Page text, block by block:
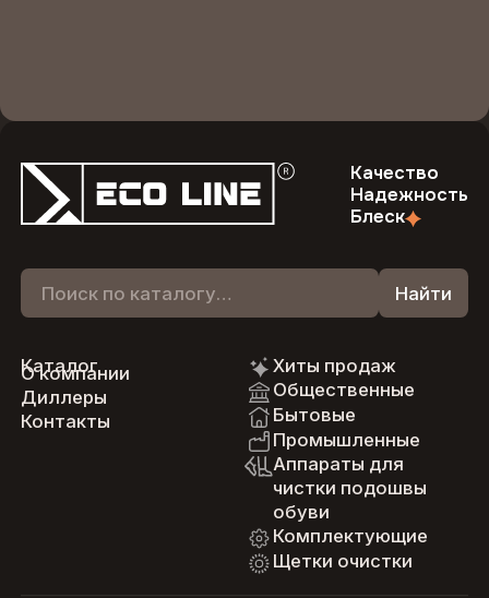
Качество
Надежность
Блеск
Каталог
О компании
Диллеры
Контакты
Хиты продаж
Общественные
Бытовые
Промышленные
Аппараты для
чистки подошвы
обуви
Комплектующие
Щетки очистки